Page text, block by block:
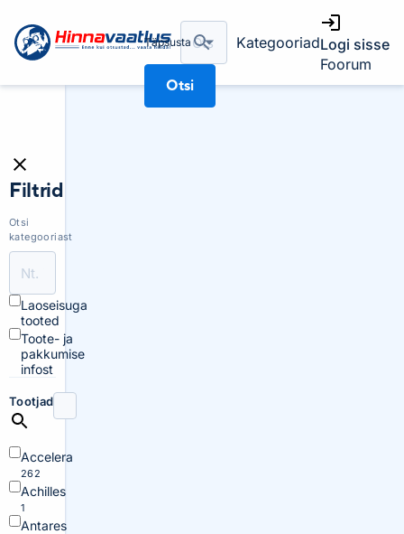
Täpsusta
Otsi
KategooriadLogi sisse
Foorum
Filtrid
Otsi
kategooriast
Laoseisuga
tooted
Toote- ja
pakkumise
infost
Tootjad
Accelera
262
Achilles
1
Antares